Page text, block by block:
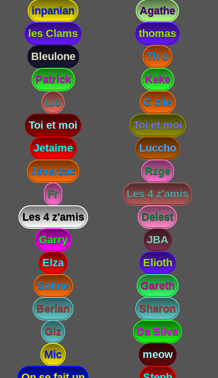
inpanian
Agathe
les Clams
thomas
Bleulone
Th o
Patrick
Keke
Lio
C cile
Toi et moi
Toi et moi
Jetaime
Luccho
Javerzac
Rzge
Fr
Les 4 z'amis
Les 4 z'amis
Delest
Garry
JBA
Elza
Elioth
Soline
Gareth
Berian
Sharon
Giz
Da Silva
Mic
meow